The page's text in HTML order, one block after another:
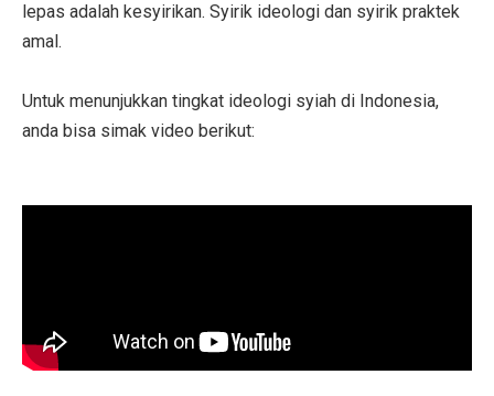
lepas adalah kesyirikan. Syirik ideologi dan syirik praktek
amal.
Untuk menunjukkan tingkat ideologi syiah di Indonesia,
anda bisa simak video berikut: